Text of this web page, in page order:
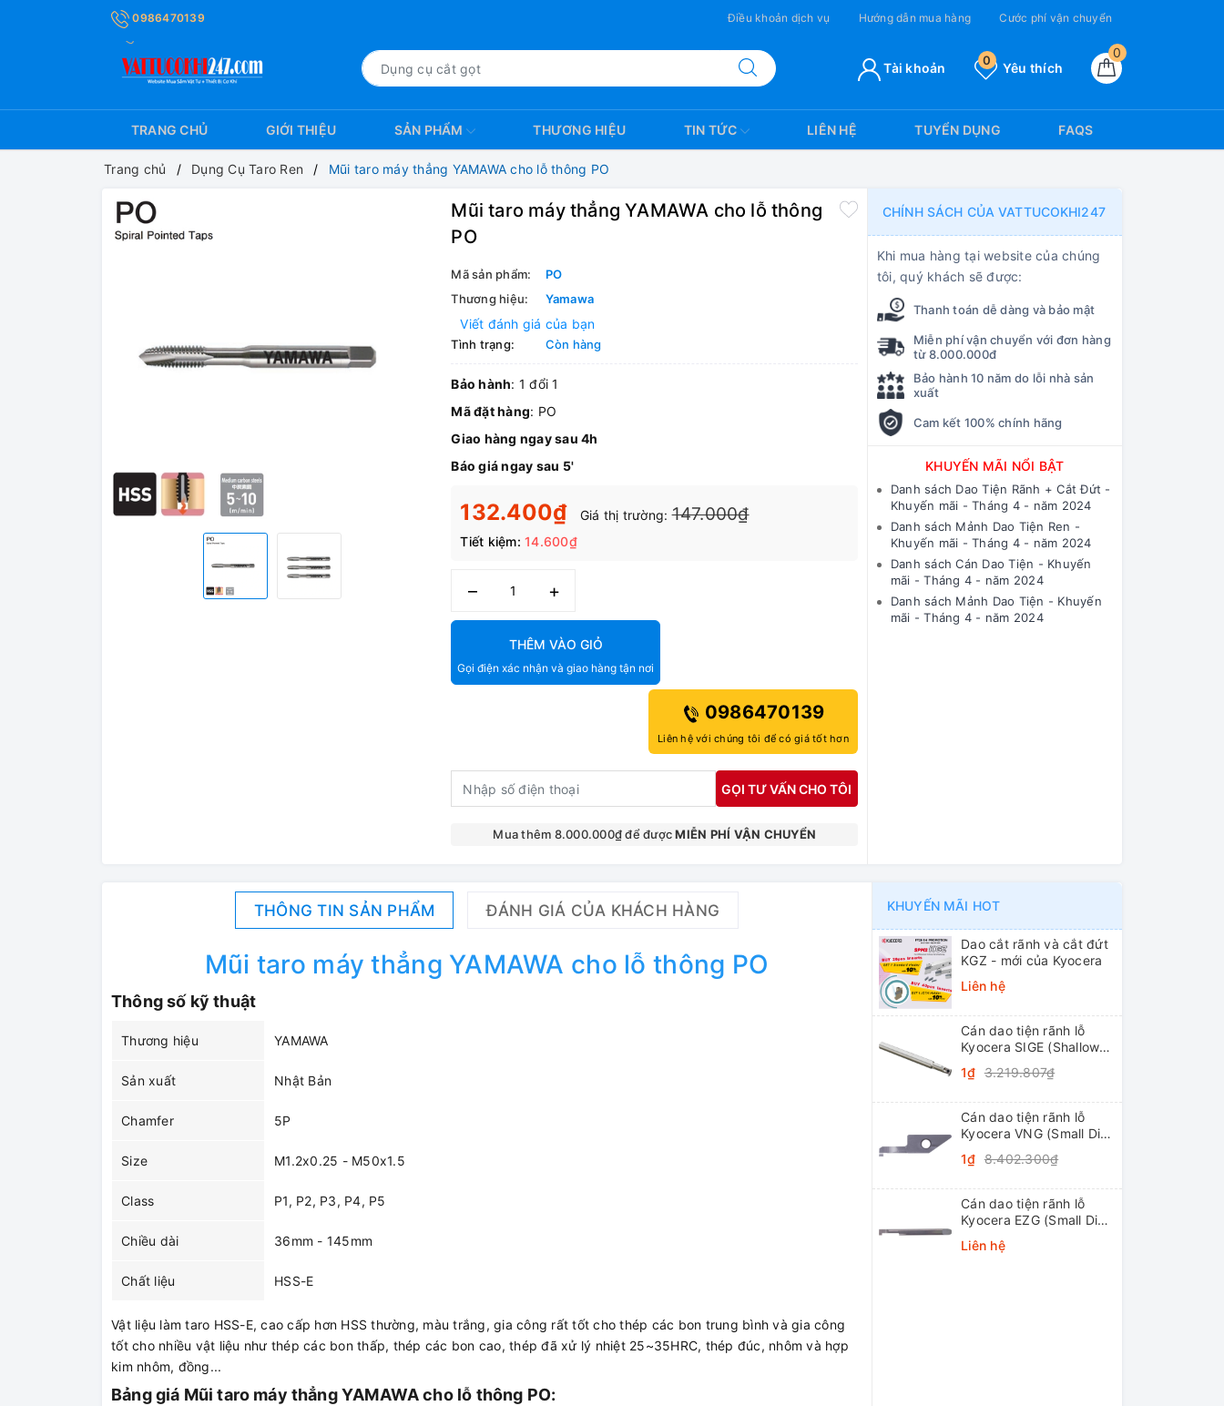
0986470139 Điều khoản dịch vụ Hướng dẫn mua hàng Cước phí vận chuyển
0
Yêu thích
0
Tài khoản
TRANG CHỦ GIỚI THIỆU SẢN PHẨM THƯƠNG HIỆU TIN TỨC LIÊN HỆ TUYỂN DỤNG FAQS
Trang chủ Dụng Cụ Taro Ren Mũi taro máy thẳng YAMAWA cho lỗ thông PO
Mũi taro máy thẳng YAMAWA cho lỗ thông
PO
Mã sản phẩm:
PO
Thương hiệu:
Yamawa
Viết đánh giá của bạn
Tình trạng: Còn hàng
Bảo hành: 1 đổi 1
Mã đặt hàng: PO
Giao hàng ngay sau 4h
Báo giá ngay sau 5'
132.400₫ Giá thị trường:147.000₫
Tiết kiệm:14.600₫
– +
THÊM VÀO GIỎ
Gọi điện xác nhận và giao hàng tận nơi
0986470139
Liên hệ với chúng tôi để có giá tốt hơn
GỌI TƯ VẤN CHO TÔI
Mua thêm 8.000.000₫ để đượcMIỄN PHÍ VẬN CHUYỂN
CHÍNH SÁCH CỦA VATTUCOKHI247
Khi mua hàng tại website của chúng
tôi, quý khách sẽ được:
Thanh toán dễ dàng và bảo mật
Miễn phí vận chuyển với đơn hàng
từ 8.000.000đ
Bảo hành 10 năm do lỗi nhà sản
xuất
Cam kết 100% chính hãng
KHUYẾN MÃI NỔI BẬT
Danh sách Dao Tiện Rãnh + Cắt Đứt -
Khuyến mãi - Tháng 4 - năm 2024
Danh sách Mảnh Dao Tiện Ren -
Khuyến mãi - Tháng 4 - năm 2024
Danh sách Cán Dao Tiện - Khuyến
mãi - Tháng 4 - năm 2024
Danh sách Mảnh Dao Tiện - Khuyến
mãi - Tháng 4 - năm 2024
THÔNG TIN SẢN PHẨM ĐÁNH GIÁ CỦA KHÁCH HÀNG
Mũi taro máy thẳng YAMAWA cho lỗ thông PO
Thông số kỹ thuật
Thương hiệu YAMAWA
Sản xuất Nhật Bản
Chamfer 5P
Size M1.2x0.25 - M50x1.5
Class P1, P2, P3, P4, P5
Chiều dài 36mm - 145mm
Chất liệu HSS-E
Vật liệu làm taro HSS-E, cao cấp hơn HSS thường, màu trắng, gia công rất tốt cho thép các bon trung bình và gia công
tốt cho nhiều vật liệu như thép các bon thấp, thép các bon cao, thép đã xử lý nhiệt 25~35HRC, thép đúc, nhôm và hợp
kim nhôm, đồng...
Bảng giá Mũi taro máy thẳng YAMAWA cho lỗ thông PO:
KHUYẾN MÃI HOT
Dao cắt rãnh và cắt đứt
KGZ - mới của Kyocera
Liên hệ
Cán dao tiện rãnh lỗ
Kyocera SIGE (Shallow
1₫ 3.219.807₫
Cán dao tiện rãnh lỗ
Kyocera VNG (Small Dia.
System Tip-Bars)
1₫ 8.402.300₫
Cán dao tiện rãnh lỗ
Kyocera EZG (Small Dia.
Bars)
Liên hệ